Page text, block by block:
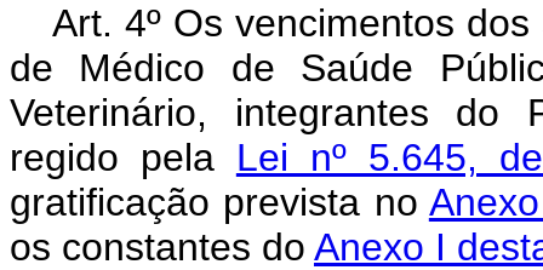
Art. 4º Os vencimentos
de Médico de Saúde
Veterinário, integrantes do
regido pela Lei nº 5.645,
gratificação prevista no
os constantes do Anexo I